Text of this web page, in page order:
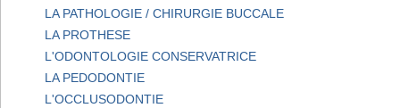
LA PATHOLOGIE / CHIRURGIE BUCCALE
LA PROTHESE
L'ODONTOLOGIE CONSERVATRICE
LA PEDODONTIE
L'OCCLUSODONTIE